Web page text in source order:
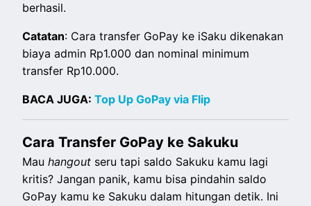
berhasil.
Catatan: Cara transfer GoPay ke iSaku dikenakan
biaya admin Rp1.000 dan nominal minimum
transfer Rp10.000.
BACA JUGA:Top Up GoPay via Flip
Cara Transfer GoPay ke Sakuku
Mauhangout seru tapi saldo Sakuku kamu lagi
kritis? Jangan panik, kamu bisa pindahin saldo
GoPay kamu ke Sakuku dalam hitungan detik. Ini